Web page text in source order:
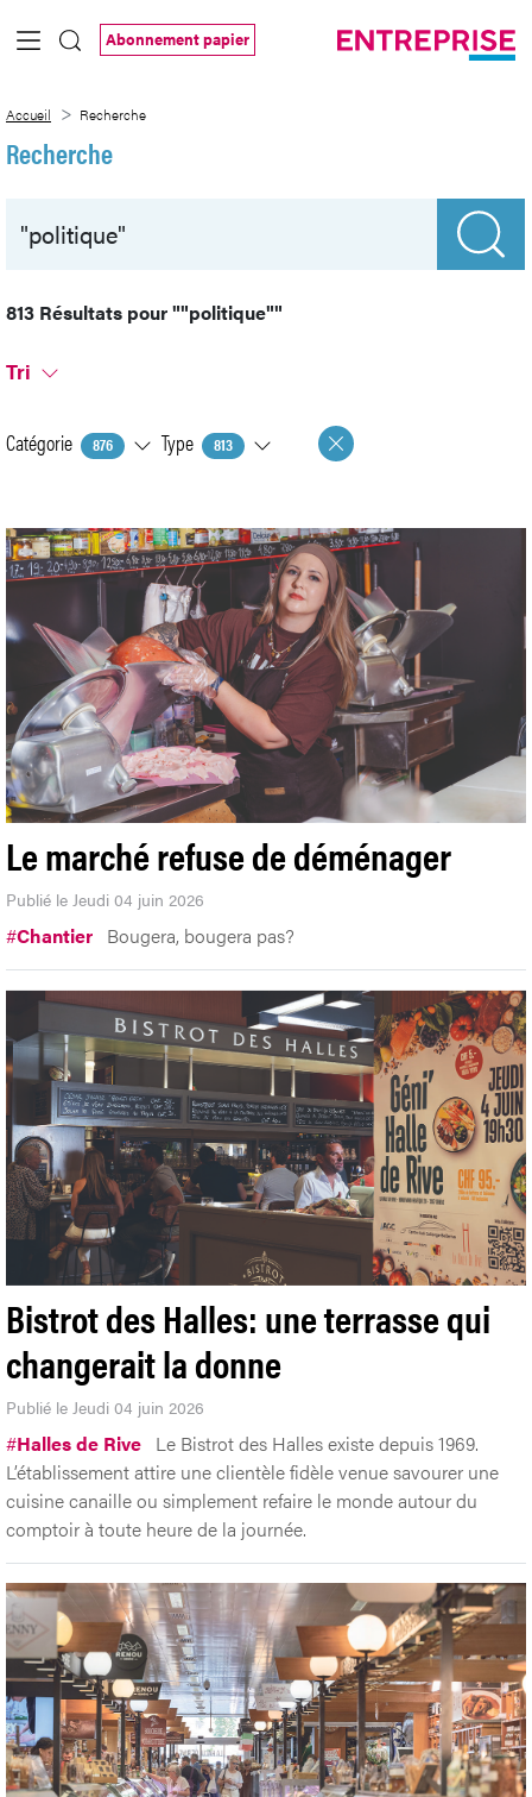
Saut au contenu principal
Abonnement papier
Accueil Recherche
Recherche
813 Résultats pour""politique""
Tri
Catégorie 876 Type 813
Le marché refuse de déménager
Publié le Jeudi 04 juin 2026
#Chantier Bougera, bougera pas?
Bistrot des Halles: une terrasse qui
changerait la donne
Publié le Jeudi 04 juin 2026
#Halles de Rive Le Bistrot des Halles existe depuis 1969.
L’établissement attire une clientèle fidèle venue savourer une
cuisine canaille ou simplement refaire le monde autour du
comptoir à toute heure de la journée.